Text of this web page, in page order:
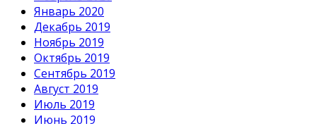
Январь 2020
Декабрь 2019
Ноябрь 2019
Октябрь 2019
Сентябрь 2019
Август 2019
Июль 2019
Июнь 2019